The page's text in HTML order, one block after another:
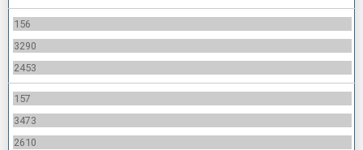
156
3290
2453
157
3473
2610